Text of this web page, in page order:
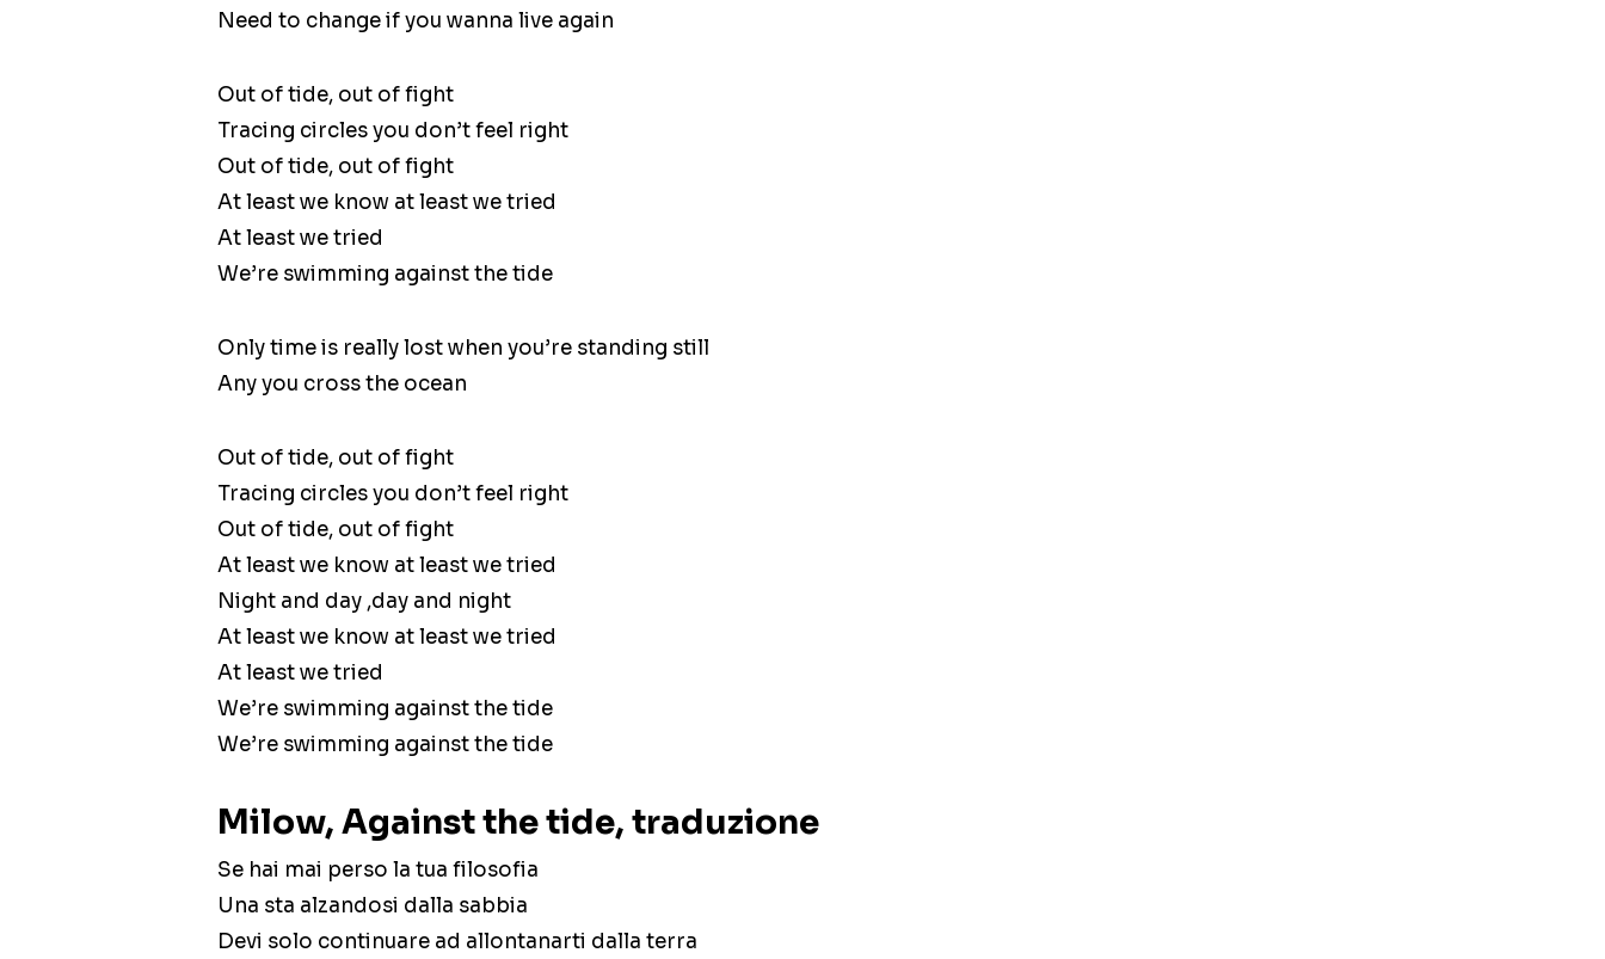
Need to change if you wanna live again
Out of tide, out of fight
Tracing circles you don’t feel right
Out of tide, out of fight
At least we know at least we tried
At least we tried
We’re swimming against the tide
Only time is really lost when you’re standing still
Any you cross the ocean
Out of tide, out of fight
Tracing circles you don’t feel right
Out of tide, out of fight
At least we know at least we tried
Night and day ,day and night
At least we know at least we tried
At least we tried
We’re swimming against the tide
We’re swimming against the tide
Milow, Against the tide, traduzione
Se hai mai perso la tua filosofia
Una sta alzandosi dalla sabbia
Devi solo continuare ad allontanarti dalla terra